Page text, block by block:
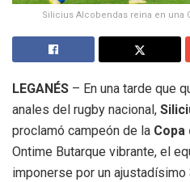
Silicius Alcobendas reina en una
LEGANÉS – En una tarde que
anales del rugby nacional,
proclamó campeón de la Copa
Ontime Butarque vibrante, el
imponerse por un ajustadísimo